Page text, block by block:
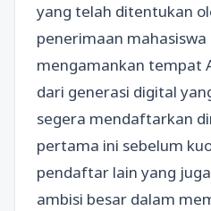
yang telah ditentukan
penerimaan
mengamankan tempat
dari generasi digital
segera mendaftarkan
pertama ini sebelum
pendaftar lain yang
ambisi besar dalam